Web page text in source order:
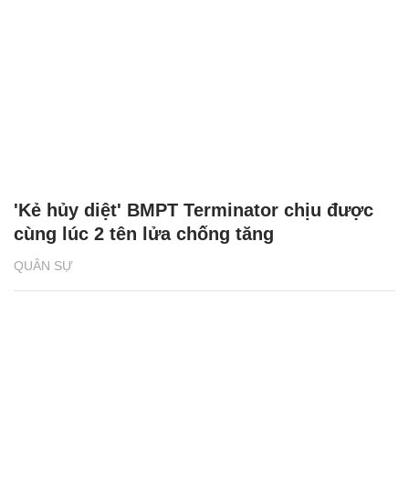
QUÂN SỰ
'Kẻ hủy diệt' BMPT Terminator chịu được
cùng lúc 2 tên lửa chống tăng